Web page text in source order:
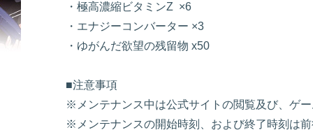
・極高濃縮ビタミンZ ×6
・エナジーコンバーター ×3
・ゆがんだ欲望の残留物 x50
■注意事項
※メンテナンス中は公式サイトの閲覧及び、ゲ
※メンテナンスの開始時刻、および終了時刻は